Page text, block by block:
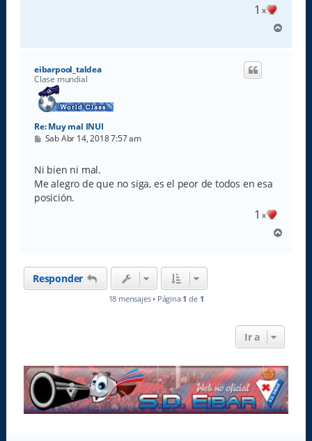
1 x
r
eibarpool_taldea
Clase mundial
Re: Muy mal INUI
M
s
a
j
e
Sab Abr 14, 2018 7:57 am
Ni bien ni mal.
Me alegro de que no siga, es el peor de todos en esa
posición.
1 x
Responder
18 mensajes • Página 1 de 1
Ir a